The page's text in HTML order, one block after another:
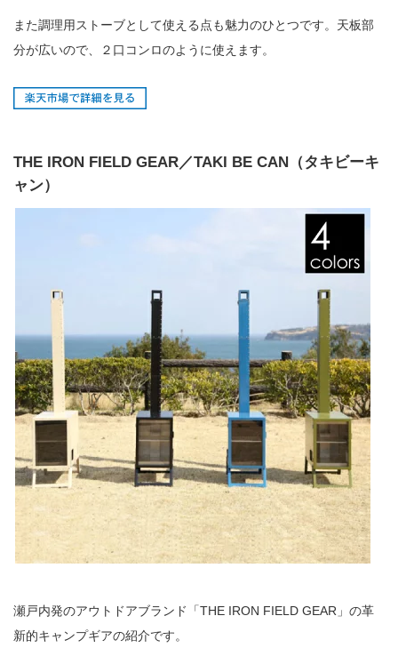
また調理用ストーブとして使える点も魅力のひとつです。天板部
分が広いので、２口コンロのように使えます。
THE IRON FIELD GEAR／TAKI BE CAN（タキビーキ
ャン）
瀬戸内発のアウトドアブランド「THE IRON FIELD GEAR」の革
新的キャンプギアの紹介です。